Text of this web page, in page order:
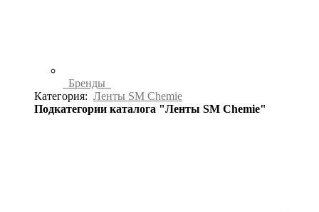
Бренды
Категория: Ленты SM Chemie
Подкатегории каталога "Ленты SM Chemie"